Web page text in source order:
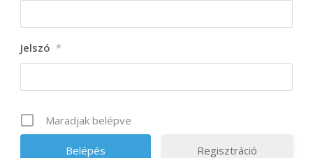
Jelszó *
Maradjak belépve
Regisztráció